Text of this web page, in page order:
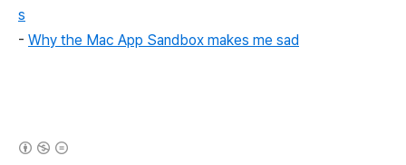
s
- Why the Mac App Sandbox makes me sad